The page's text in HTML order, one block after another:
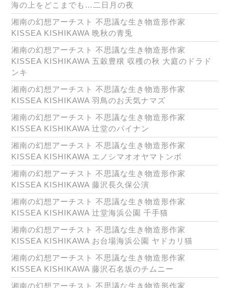
海の上をどこまでも…二日月の夜
湘南の幻想アーチスト 不思議な生き物造形作家
KISSEA KISHIKAWA 晩秋の青兎
湘南の幻想アーチスト 不思議な生き物造形作家
KISSEA KISHIKAWA 五穀豊穣 収穫の秋 大庭のドラド
ンキ
湘南の幻想アーチスト 不思議な生き物造形作家
KISSEA KISHIKAWA 羽鳥のお天気ナマズ
湘南の幻想アーチスト 不思議な生き物造形作家
KISSEA KISHIKAWA 辻堂のパイナン
湘南の幻想アーチスト 不思議な生き物造形作家
KISSEA KISHIKAWA エノシマオオヤマトンボ
湘南の幻想アーチスト 不思議な生き物造形作家
KISSEA KISHIKAWA 藤沢長久保公演
湘南の幻想アーチスト 不思議な生き物造形作家
KISSEA KISHIKAWA 辻堂海浜公園 千手猫
湘南の幻想アーチスト 不思議な生き物造形作家
KISSEA KISHIKAWA お台場海浜公園 ヤドカリ猫
湘南の幻想アーチスト 不思議な生き物造形作家
KISSEA KISHIKAWA 藤沢石名坂のチムニー
湘南の幻想アーチスト 不思議な生き物造形作家